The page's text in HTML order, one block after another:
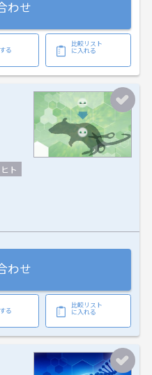
わせ
る
比較リスト
に入れる
ト
わせ
る
比較リスト
に入れる